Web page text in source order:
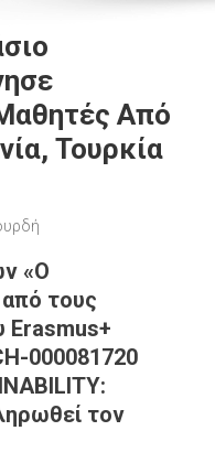
Από
Τουρκία
«Ο
από τους
Erasmus+
000081720
τον